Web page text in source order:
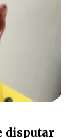
disputar